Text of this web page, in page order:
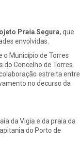
Praia Segura, que
envolvidas.
o Município de Torres
Concelho de Torres
estreita entre
no decurso da
da Vigia e da praia da
do Porto de